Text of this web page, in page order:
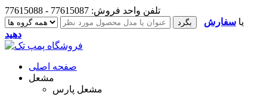
تلفن واحد فروش: 77615087 - 77615088
یا سفارش
دهید
صفحه اصلی
مشعل
مشعل پارس